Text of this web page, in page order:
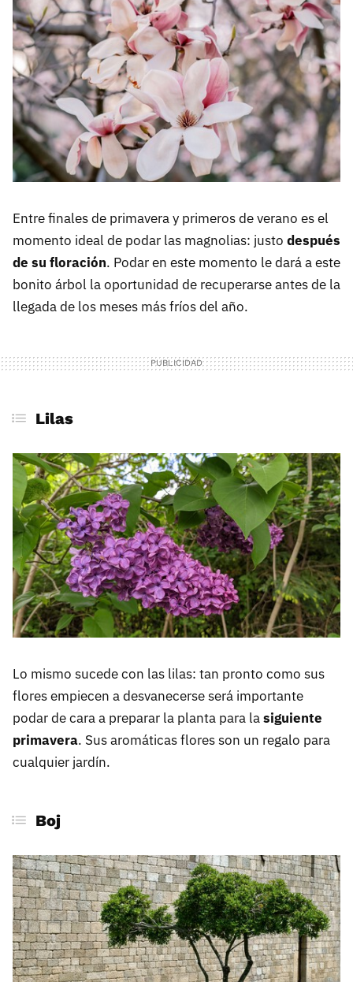
Acebo
Entre finales de primavera y primeros de verano es el
momento ideal de podar las magnolias: justo después
de su floración. Podar en este momento le dará a este
bonito árbol la oportunidad de recuperarse antes de la
llegada de los meses más fríos del año.
Lilas
Lo mismo sucede con las lilas: tan pronto como sus
flores empiecen a desvanecerse será importante
podar de cara a preparar la planta para lasiguiente
primavera. Sus aromáticas flores son un regalo para
cualquier jardín.
Boj